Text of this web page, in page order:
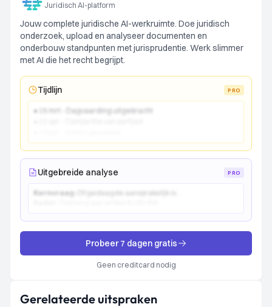
Juridisch AI-platform
Jouw complete juridische AI-werkruimte. Doe juridisch
onderzoek, upload en analyseer documenten en
onderbouw standpunten met jurisprudentie. Werk slimmer
met AI die het recht begrijpt.
Tijdlijn PRO
● 15 mrt - Dagvaarding uitgebracht
Uitgebreide analyse PRO
Kernvraag:
Probeer 7 dagen gratis
Geen creditcard nodig
Gerelateerde uitspraken